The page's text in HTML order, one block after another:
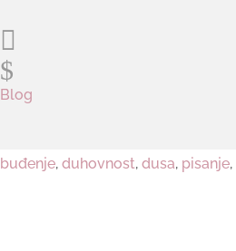

$
Blog
buđenje, duhovnost, dusa, pisanje,